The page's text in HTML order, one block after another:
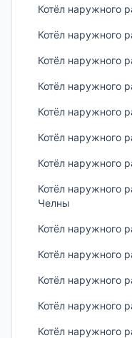
Котёл наружного
Котёл наружного
Котёл наружного
Котёл наружного
Котёл наружного
Котёл наружного
Котёл наружного
Котёл наружного
Челны
Котёл наружного
Котёл наружного
Котёл наружного
Котёл наружного
Котёл наружного